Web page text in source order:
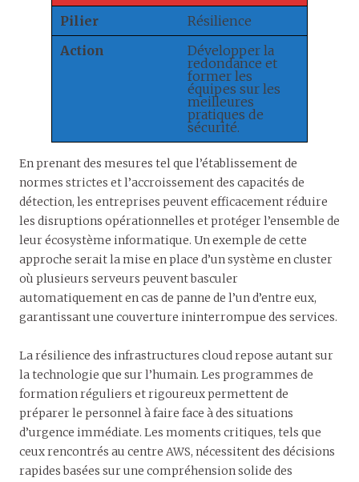
Pilier
Résilience
Action
Développer la
redondance et
former les
équipes sur les
meilleures
pratiques de
sécurité.
En prenant des mesures tel que l’établissement de
normes strictes et l’accroissement des capacités de
détection, les entreprises peuvent efficacement réduire
les disruptions opérationnelles et protéger l’ensemble de
leur écosystème informatique. Un exemple de cette
approche serait la mise en place d’un système en cluster
où plusieurs serveurs peuvent basculer
automatiquement en cas de panne de l’un d’entre eux,
garantissant une couverture ininterrompue des services.
La résilience des infrastructures cloud repose autant sur
la technologie que sur l’humain. Les programmes de
formation réguliers et rigoureux permettent de
préparer le personnel à faire face à des situations
d’urgence immédiate. Les moments critiques, tels que
ceux rencontrés au centre AWS, nécessitent des décisions
rapides basées sur une compréhension solide des